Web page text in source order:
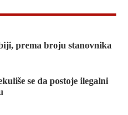
prema broju stanovnika
se da postoje ilegalni